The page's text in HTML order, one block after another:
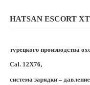
HATSAN ESCORT
турецкого производства
Cal. 12X76,
система зарядки –